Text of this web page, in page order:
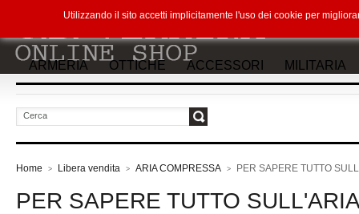
ARMERIA OTTICHE ACCESSORI MILITARIA
Home > Libera vendita > ARIA COMPRESSA > PER SAPERE TUTTO
PER SAPERE TUTTO
Utilizzando il sito accetti implicitamente l'uso dei cookie per